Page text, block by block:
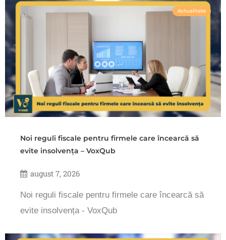
Actualitate
Noi reguli fiscale pentru firmele care încearcă să
evite insolvența – VoxQub
august 7, 2026
Noi reguli fiscale pentru firmele care încearcă să
evite insolvența - VoxQub